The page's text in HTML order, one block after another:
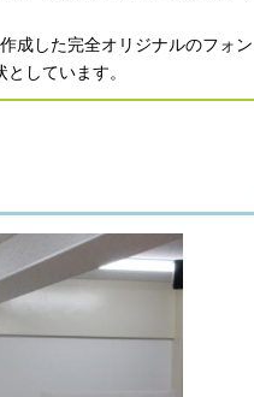
成した完全オリジナルのフォ
しています。